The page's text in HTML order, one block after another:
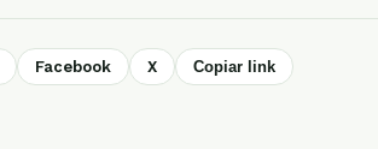
Facebook X Copiar link